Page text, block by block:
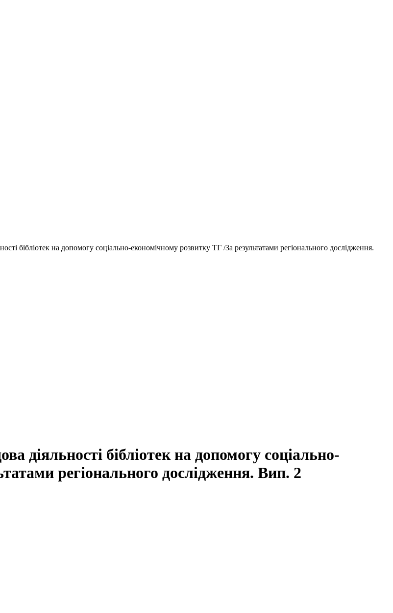
бібліотек на допомогу соціально-економічному розвитку ТГ /За результатами регіонального дослідження.
діяльності бібліотек на допомогу соціально-
регіонального дослідження. Вип. 2